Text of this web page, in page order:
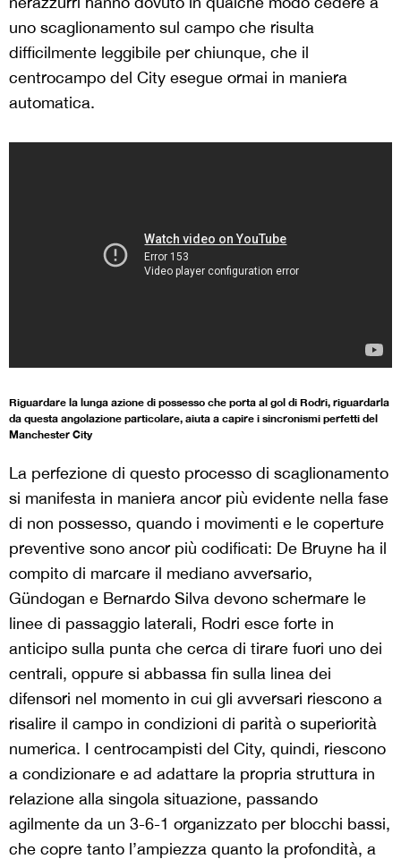
uno scaglionamento sul campo che risulta
difficilmente leggibile per chiunque, che il
centrocampo del City esegue ormai in maniera
automatica.
Riguardare la lunga azione di possesso che porta al gol di Rodri, riguardarla
da questa angolazione particolare, aiuta a capire i sincronismi perfetti del
Manchester City
La perfezione di questo processo di scaglionamento
si manifesta in maniera ancor più evidente nella fase
di non possesso, quando i movimenti e le coperture
preventive sono ancor più codificati: De Bruyne ha il
compito di marcare il mediano avversario,
Gündogan e Bernardo Silva devono schermare le
linee di passaggio laterali, Rodri esce forte in
anticipo sulla punta che cerca di tirare fuori uno dei
centrali, oppure si abbassa fin sulla linea dei
difensori nel momento in cui gli avversari riescono a
risalire il campo in condizioni di parità o superiorità
numerica. I centrocampisti del City, quindi, riescono
a condizionare e ad adattare la propria struttura in
relazione alla singola situazione, passando
agilmente da un 3-6-1 organizzato per blocchi bassi,
che copre tanto l’ampiezza quanto la profondità, a